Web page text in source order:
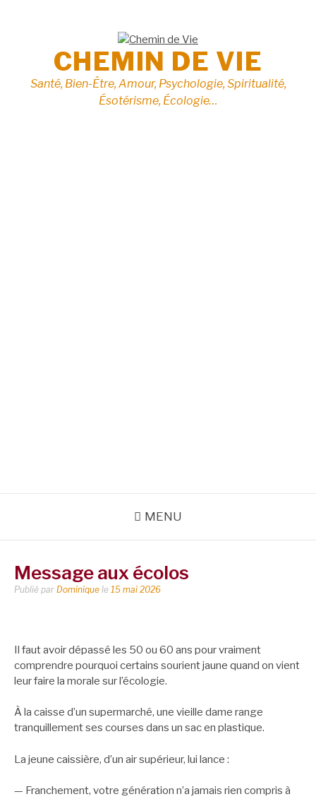
CHEMIN DE VIE
Santé, Bien-Être, Amour, Psychologie, Spiritualité,
Ésotérisme, Écologie…
MENU
Message aux écolos
Publié par Dominique le 15 mai 2026
Il faut avoir dépassé les 50 ou 60 ans pour vraiment
comprendre pourquoi certains sourient jaune quand on vient
leur faire la morale sur l’écologie.
À la caisse d’un supermarché, une vieille dame range
tranquillement ses courses dans un sac en plastique.
La jeune caissière, d’un air supérieur, lui lance :
— Franchement, votre génération n’a jamais rien compris à